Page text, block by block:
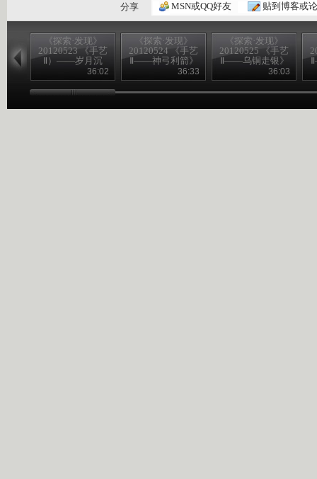
分享
MSN或QQ好友 贴到博客或
《探索·发现》
20120523 《手艺
Ⅱ）——岁月沉
36:02
《探索·发现》
20120524 《手艺
Ⅱ——神弓利箭》
36:33
《探索·发现》
20120525 《手艺
Ⅱ——乌铜走银》
36:03